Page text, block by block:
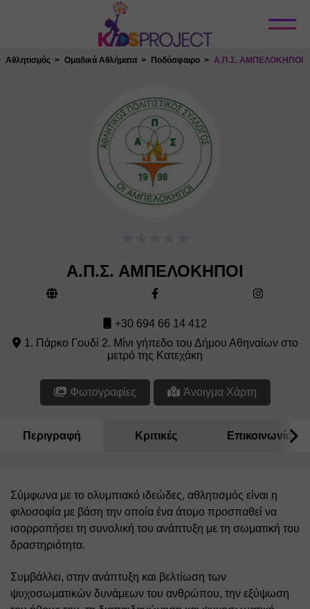
Κλείσιμο
Αθλητισμός Ομαδικά Αθλήματα Ποδόσφαιρο Α.Π.Σ. ΑΜΠΕΛΟΚΗΠΟΙ
Α.Π.Σ. ΑΜΠΕΛΟΚΗΠΟΙ
+30 694 66 14 412
1. Πάρκο Γουδί 2. Μίνι γήπεδο του Δήμου Αθηναίων στο
μετρό της Κατεχάκη
Φωτογραφίες Άνοιγμα Χάρτη
Περιγραφή Κριτικές Επικοινωνία
Σύμφωνα με το ολυμπιακό ιδεώδες, αθλητισμός είναι η
φιλοσοφία με βάση την οποία ένα άτομο προσπαθεί να
ισορροπήσει τη συνολική του ανάπτυξη με τη σωματική του
δραστηριότητα.
Συμβάλλει, στην ανάπτυξη και βελτίωση των
ψυχοσωματικών δυνάμεων του ανθρώπου, την εξύψωση